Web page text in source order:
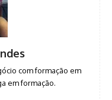
com formação em
em formação.